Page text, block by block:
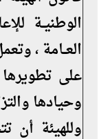
الوطنيــة
العــامة ،
على
وحيادها
وللهيئة أن